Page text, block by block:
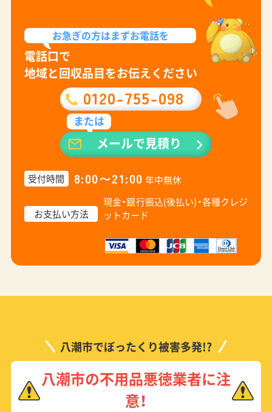
お急ぎの方はまずお電話を
電話口で
地域と回収品目をお伝えください
0120-755-098
または
メールで見積り
受付時間 8:00〜21:00 年中無休
お支払い方法
現金・銀行振込(後払い)・各種クレジ
ットカード
八潮市でぼったくり被害多発!?
八潮市の不用品悪徳業者に注
意！